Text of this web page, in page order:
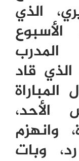
الذي
قاد
المباراة
وانهزم
وبات